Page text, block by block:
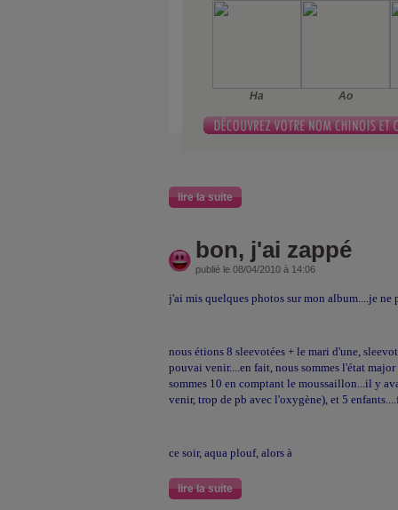
Ha Ao
lire la suite
bon, j'ai zappé
publié le 08/04/2010 à 14:06
j'ai mis quelques photos sur mon album....je ne
nous étions 8 sleevotées + le mari d'une,
pouvai venir....en fait, nous sommes l'état
sommes 10 en comptant le moussaillon...il y
venir, trop de pb avec l'oxygène), et 5
ce soir, aqua plouf, alors à
lire la suite